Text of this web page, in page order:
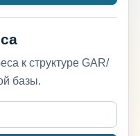
к структуре GAR/
базы.